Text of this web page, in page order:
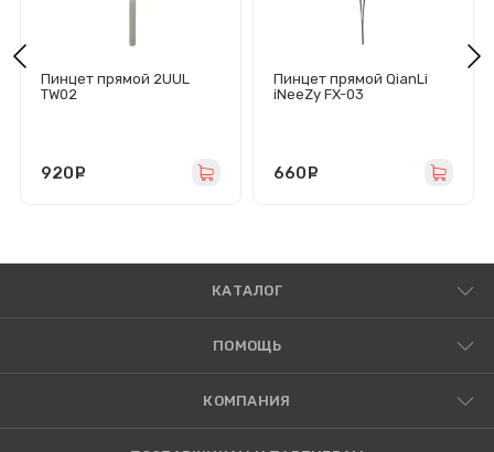
Пинцет прямой 2UUL
TW02
920
Пинцет прямой QianLi
iNeeZy FX-03
660
КАТАЛОГ
ПОМОЩЬ
КОМПАНИЯ